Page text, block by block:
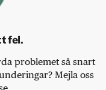
fel.
problemet så snart
Mejla oss